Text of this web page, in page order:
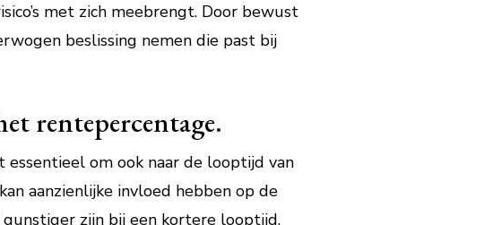
met zich meebrengt. Door bewust
beslissing nemen die past bij
rentepercentage.
om ook naar de looptijd van
aanzienlijke invloed hebben op de
zijn bij een kortere looptijd,